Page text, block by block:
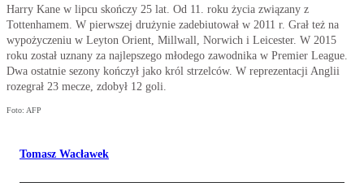
Harry Kane w lipcu skończy 25 lat. Od 11. roku życia związany z
Tottenhamem. W pierwszej drużynie zadebiutował w 2011 r. Grał też na
wypożyczeniu w Leyton Orient, Millwall, Norwich i Leicester. W 2015
roku został uznany za najlepszego młodego zawodnika w Premier League.
Dwa ostatnie sezony kończył jako król strzelców. W reprezentacji Anglii
rozegrał 23 mecze, zdobył 12 goli.
Foto: AFP
Tomasz Wacławek